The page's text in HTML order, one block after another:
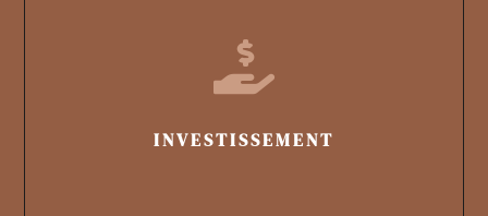

INVESTISSEMENT